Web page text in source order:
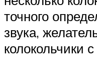
точного
звука,
колокольчики